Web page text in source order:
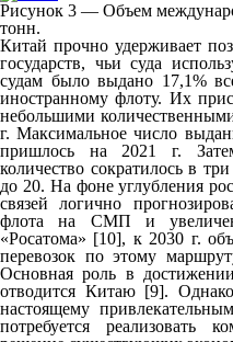
Рисунок 3 — Объем
тонн.
Китай прочно удерживает
государств, чьи суда
судам было выдано 17,1%
иностранному флоту. Их
небольшими
г. Максимальное число
пришлось на 2021 г.
количество сократилось в
до 20. На фоне углубления
связей логично
флота на СМП и
«Росатома» [10], к 2030 г.
перевозок по этому
Основная роль в
отводится Китаю [9].
настоящему
потребуется реализовать